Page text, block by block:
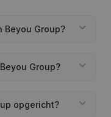
Beyou Group?
Group?
opgericht?